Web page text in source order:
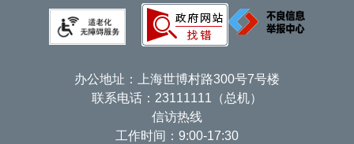
办公地址：上海世博村路300号7号楼
联系电话：23111111（总机）
信访热线
工作时间：9:00-17:30